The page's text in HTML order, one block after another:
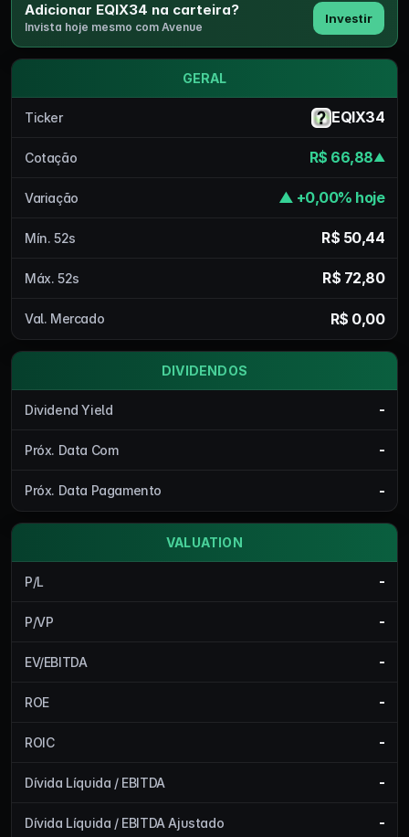
Adicionar EQIX34 na carteira?
Invista hoje mesmo com Avenue
Investir
GERAL
Ticker EQIX34
Cotação R$ 66,88▲
Variação ▲ +0,00% hoje
Mín. 52s R$ 50,44
Máx. 52s R$ 72,80
Val. Mercado R$ 0,00
DIVIDENDOS
Dividend Yield -
Próx. Data Com -
Próx. Data Pagamento -
VALUATION
P/L -
P/VP -
EV/EBITDA -
ROE -
ROIC -
Dívida Líquida / EBITDA -
Dívida Líquida / EBITDA Ajustado -